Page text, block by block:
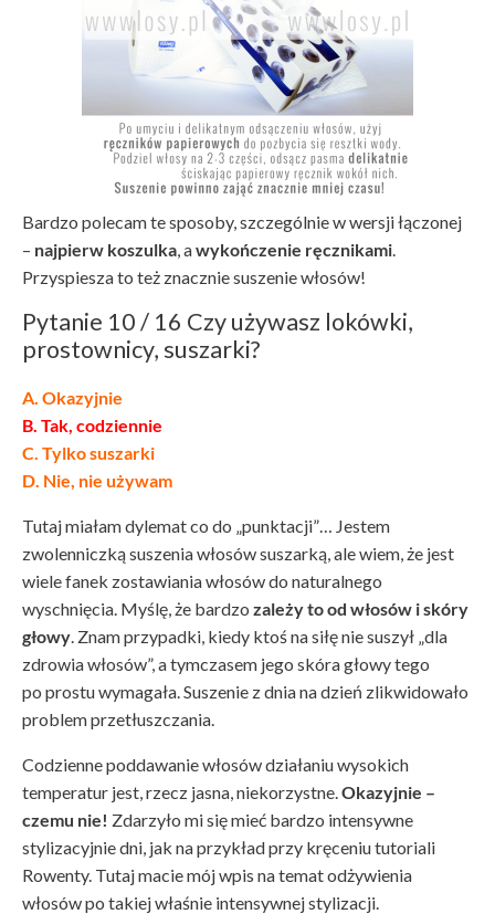
Bardzo polecam te sposoby, szczególnie w wersji łączonej
– najpierw koszulka, awykończenie ręcznikami.
Przyspiesza to też znacznie suszenie włosów!
Pytanie 10 / 16 Czy używasz lokówki,
prostownicy, suszarki?
A. Okazyjnie
B. Tak, codziennie
C. Tylko suszarki
D. Nie, nie używam
Tutaj miałam dylemat co do „punktacji”… Jestem
zwolenniczką suszenia włosów suszarką, ale wiem, że jest
wiele fanek zostawiania włosów do naturalnego
wyschnięcia. Myślę, że bardzo zależy to od włosów i skóry
głowy. Znam przypadki, kiedy ktoś na siłę nie suszył „dla
zdrowia włosów”, a tymczasem jego skóra głowy tego
po prostu wymagała. Suszenie z dnia na dzień zlikwidowało
problem przetłuszczania.
Codzienne poddawanie włosów działaniu wysokich
temperatur jest, rzecz jasna, niekorzystne.Okazyjnie –
czemu nie! Zdarzyło mi się mieć bardzo intensywne
stylizacyjnie dni, jak na przykład przy kręceniu tutoriali
Rowenty. Tutaj macie mój wpis na temat odżywienia
włosów po takiej właśnie intensywnej stylizacji.